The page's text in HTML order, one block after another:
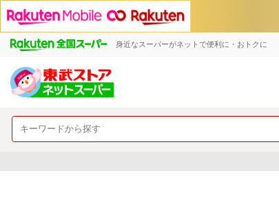
身近なスーパーがネットで便利に・おトクに